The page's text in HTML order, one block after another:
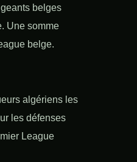
belges
Une somme
belge.
algériens les
les défenses
League